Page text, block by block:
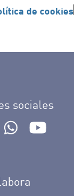
de cookies
sociales
de
de Auditorio
a perfil de
Ir al Ir al